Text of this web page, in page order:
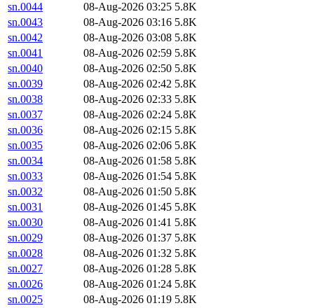
sn.0044
08-Aug-2026 03:25 5.8K
sn.0043
08-Aug-2026 03:16 5.8K
sn.0042
08-Aug-2026 03:08 5.8K
sn.0041
08-Aug-2026 02:59 5.8K
sn.0040
08-Aug-2026 02:50 5.8K
sn.0039
08-Aug-2026 02:42 5.8K
sn.0038
08-Aug-2026 02:33 5.8K
sn.0037
08-Aug-2026 02:24 5.8K
sn.0036
08-Aug-2026 02:15 5.8K
sn.0035
08-Aug-2026 02:06 5.8K
sn.0034
08-Aug-2026 01:58 5.8K
sn.0033
08-Aug-2026 01:54 5.8K
sn.0032
08-Aug-2026 01:50 5.8K
sn.0031
08-Aug-2026 01:45 5.8K
sn.0030
08-Aug-2026 01:41 5.8K
sn.0029
08-Aug-2026 01:37 5.8K
sn.0028
08-Aug-2026 01:32 5.8K
sn.0027
08-Aug-2026 01:28 5.8K
sn.0026
08-Aug-2026 01:24 5.8K
sn.0025
08-Aug-2026 01:19 5.8K